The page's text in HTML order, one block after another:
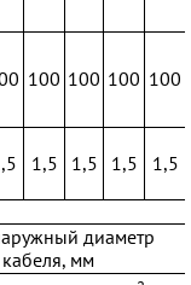
100 100 100 100
1,5 1,5 1,5
1,5
диаметр
мм